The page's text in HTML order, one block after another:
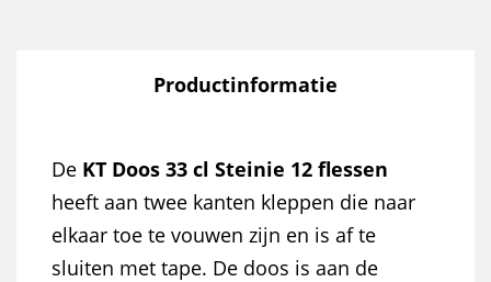
Productinformatie
De KT Doos 33 cl Steinie 12 flessen
heeft aan twee kanten kleppen die naar
elkaar toe te vouwen zijn en is af te
sluiten met tape. De doos is aan de